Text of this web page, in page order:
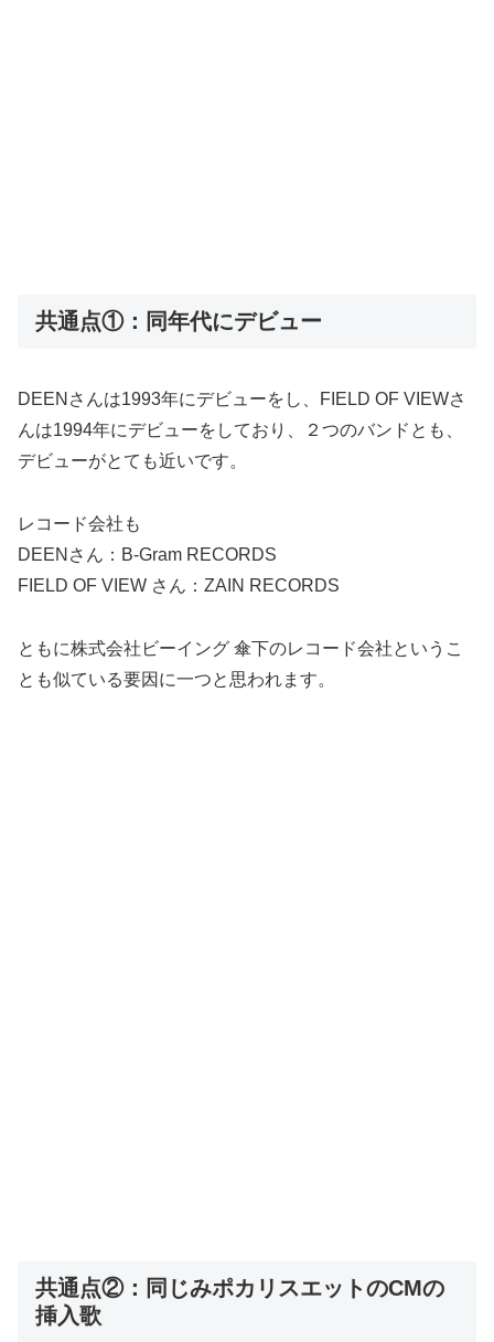
共通点①：同年代にデビュー
DEENさんは1993年にデビューをし、FIELD OF VIEWさ
んは1994年にデビューをしており、２つのバンドとも、
デビューがとても近いです。
レコード会社も
DEENさん：B-Gram RECORDS
FIELD OF VIEW さん：ZAIN RECORDS
ともに株式会社ビーイング 傘下のレコード会社というこ
とも似ている要因に一つと思われます。
共通点②：同じみポカリスエットのCMの
挿入歌